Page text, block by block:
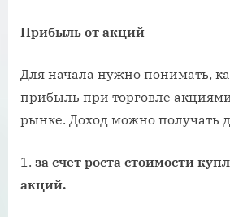
Прибыль от акций
Для начала нужно понимать,
прибыль при торговле
рынке. Доход можно получать
1. за счет роста стоимости
акций.